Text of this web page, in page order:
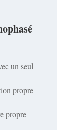
un seul
propre
propre